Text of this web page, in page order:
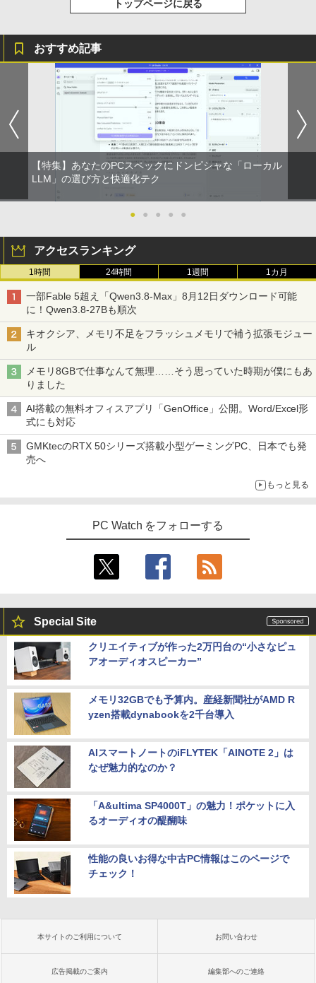
トップページに戻る
おすすめ記事
【特集】あなたのPCスペックにドンピシャな「ローカル
LLM」の選び方と快適化テク
● ● ● ● ●
アクセスランキング
1時間 24時間 1週間 1カ月
一部Fable 5超え「Qwen3.8-Max」8月12日ダウンロード可能
に！Qwen3.8-27Bも順次
キオクシア、メモリ不足をフラッシュメモリで補う拡張モジュー
ル
メモリ8GBで仕事なんて無理……そう思っていた時期が僕にもあ
りました
AI搭載の無料オフィスアプリ「GenOffice」公開。Word/Excel形
式にも対応
GMKtecのRTX 50シリーズ搭載小型ゲーミングPC、日本でも発
売へ
もっと見る
PC Watch をフォローする
Special Site
クリエイティブが作った2万円台の“小さなピュ
アオーディオスピーカー”
メモリ32GBでも予算内。産経新聞社がAMD R
yzen搭載dynabookを2千台導入
AIスマートノートのiFLYTEK「AINOTE 2」は
なぜ魅力的なのか？
「A&ultima SP4000T」の魅力！ポケットに入
るオーディオの醍醐味
性能の良いお得な中古PC情報はこのページで
チェック！
本サイトのご利用について お問い合わせ
広告掲載のご案内 編集部へのご連絡